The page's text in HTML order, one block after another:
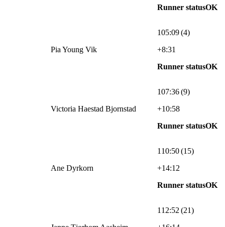
Runner statusOK
Pia Young Vik
105:09 (4)
+8:31
Runner statusOK
Victoria Haestad Bjornstad
107:36 (9)
+10:58
Runner statusOK
Ane Dyrkorn
110:50 (15)
+14:12
Runner statusOK
112:52 (21)